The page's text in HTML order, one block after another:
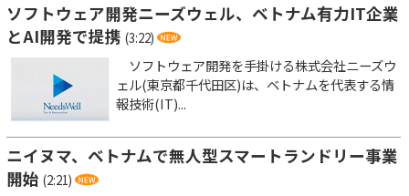
ソフトウェア開発ニーズウェル、ベトナム有力IT企業
とAI開発で提携 (3:22)
ソフトウェア開発を手掛ける株式会社ニーズウ
ェル(東京都千代田区)は、ベトナムを代表する情
報技術(IT)...
ニイヌマ、ベトナムで無人型スマートランドリー事業
開始 (2:21)